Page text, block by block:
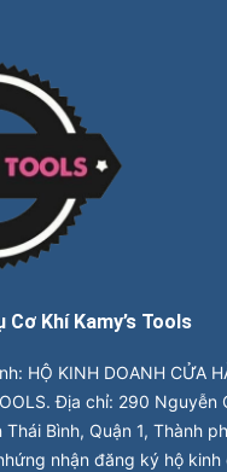
Cơ Khí Kamy’s Tools
HỘ KINH DOANH CỬA
Địa chỉ: 290 Nguyễn
Bình, Quận 1, Thành
nhận đăng ký hộ kinh